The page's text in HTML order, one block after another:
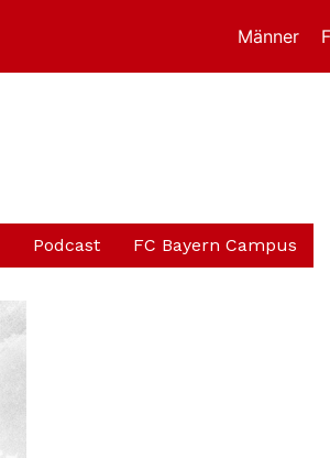
Männer
Podcast FC Bayern Campus